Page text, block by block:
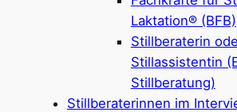
Laktation® (BFB)
Stillberaterin
Stillassistentin
Stillberatung)
Stillberaterinnen im